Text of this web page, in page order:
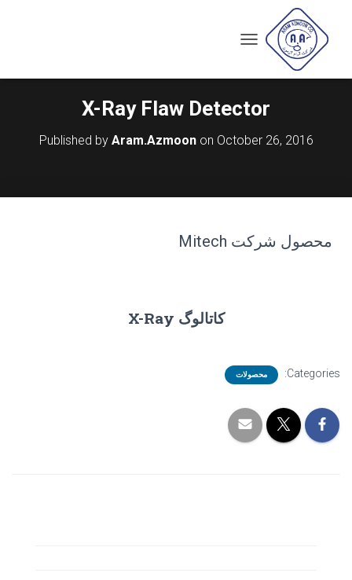
G
L
N
G
I
X-Ray Flaw Detector
Published by Aram.Azmoonon October 26, 2016
محصول شرکت Mitech
کاتالوگ X-Ray
Categories: محصولات